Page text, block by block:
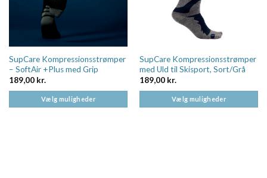
SupCare Kompressionsstrømper
– SoftAir +Plus med Grip
189,00 kr.
Vælg muligheder
SupCare Kompressionsstrømper
med Uld til Skisport, Sort/Grå
189,00 kr.
Vælg muligheder